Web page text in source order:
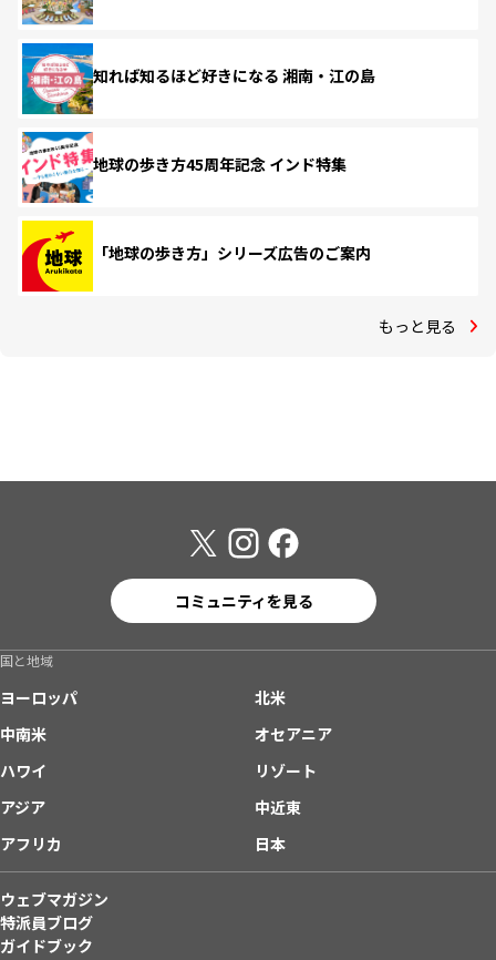
知れば知るほど好きになる 湘南・江の島
地球の歩き方45周年記念 インド特集
「地球の歩き方」シリーズ広告のご案内
もっと見る
コミュニティを見る
国と地域
ヨーロッパ
北米
中南米
オセアニア
ハワイ
リゾート
アジア
中近東
アフリカ
日本
ウェブマガジン
特派員ブログ
ガイドブック